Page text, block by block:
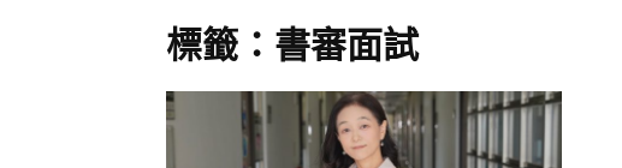
標籤： 書審面試